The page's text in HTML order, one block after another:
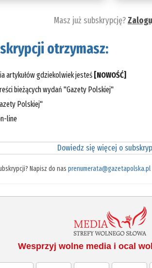
Masz już subskrypcję?
otrzymasz:
artykułów gdziekolwiek jesteś [NOWOŚĆ]
bieżących wydań "Gazety Polskiej"
Polskiej"
line
Dowiedz się więcej o
Napisz do nasprenumerata@gazetapolska.pl
Wesprzyj wolne media i ocal